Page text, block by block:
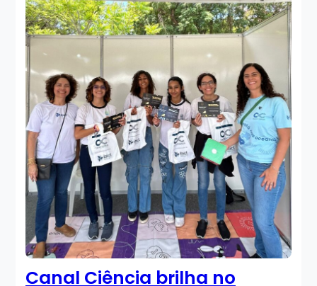
Canal Ciência brilha no